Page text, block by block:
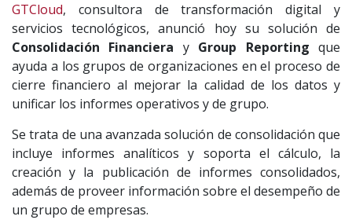
GTCloud, consultora de transformación digital y
servicios tecnológicos, anunció hoy su solución de
Consolidación Financiera y Group Reporting que
ayuda a los grupos de organizaciones en el proceso de
cierre financiero al mejorar la calidad de los datos y
unificar los informes operativos y de grupo.
Se trata de una avanzada solución de consolidación que
incluye informes analíticos y soporta el cálculo, la
creación y la publicación de informes consolidados,
además de proveer información sobre el desempeño de
un grupo de empresas.